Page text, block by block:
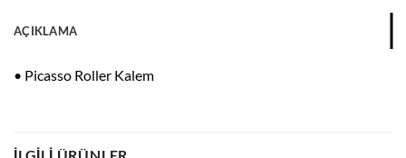
AÇIKLAMA
• Picasso Roller Kalem